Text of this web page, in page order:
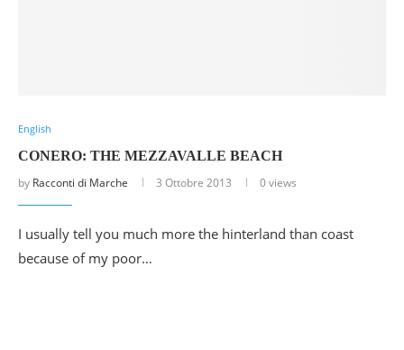
English
CONERO: THE MEZZAVALLE BEACH
by Racconti di Marche 3 Ottobre 2013 0 views
I usually tell you much more the hinterland than coast
because of my poor…